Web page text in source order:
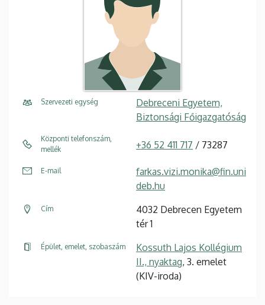
Szervezeti egység
Debreceni Egyetem,
Biztonsági Főigazgatóság
Központi telefonszám,
mellék
+36 52 411 717 / 73287
E-mail
farkas.vizi.monika@fin.uni
deb.hu
Cím
4032 Debrecen Egyetem
tér 1
Épület, emelet, szobaszám
Kossuth Lajos Kollégium
II., nyaktag, 3. emelet
(KIV-iroda)